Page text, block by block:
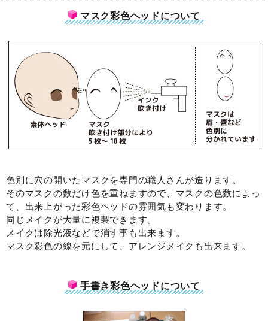
マスク彩色ヘッドについて
色別に穴の開いたマスクを専門の職人さんが造ります。
そのマスクの数だけ色を重ねますので、マスクの色数によっ
て、出来上がった彩色ヘッドの雰囲気も変わります。
同じメイクが大量に複製できます。
メイクは除光液などで消す事も出来ます。
マスク彩色の線を元にして、アレンジメイクも出来ます。
手書き彩色ヘッドについて